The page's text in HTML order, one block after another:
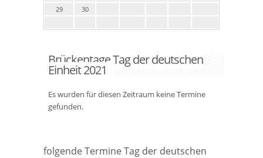
29
30
Brückentage Tag der deutschen
Einheit 2021
Es wurden für diesen Zeitraum keine Termine
gefunden.
folgende Termine Tag der deutschen